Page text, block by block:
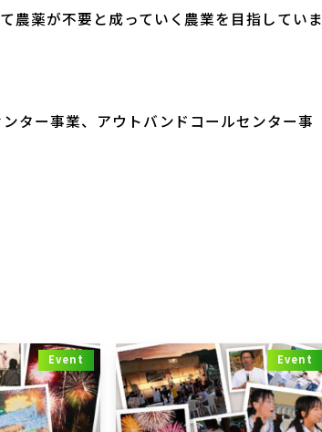
農薬が不要と成っていく農業を目指していま
ター事業、アウトバンドコールセンター事
Event Event